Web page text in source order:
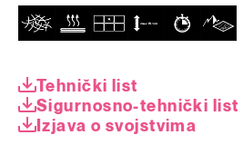
Tehnički list
Sigurnosno-tehnički list
Izjava o svojstvima